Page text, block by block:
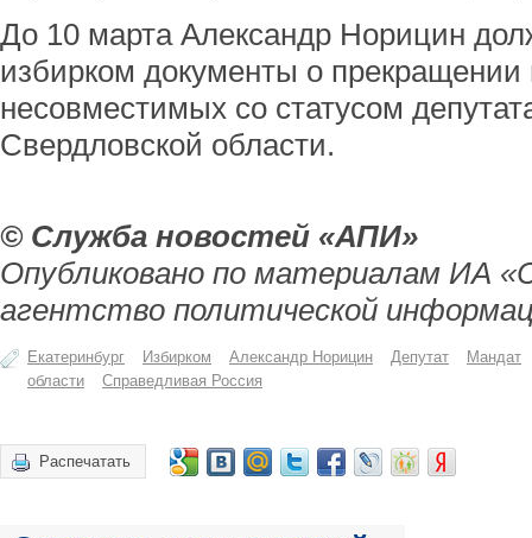
До 10 марта Александр Норицин
избирком документы о
несовместимых со статусом
Свердловской области.
© Служба новостей «АПИ»
Опубликовано по материалам ИА
агентство политической
Екатеринбург Избирком Александр Норицин Депутат
Мандат
области
Справедливая Россия
Распечатать